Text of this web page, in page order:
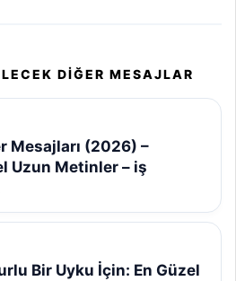
DIĞER MESAJLAR
Mesajları (2026) –
Uzun Metinler – iş
Bir Uyku İçin: En Güzel